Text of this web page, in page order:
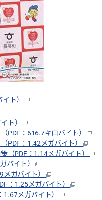
イト）
イト）
PDF：616.7キロバイト）
PDF：1.42メガバイト）
（PDF：1.14メガバイト）
バイト）
メガバイト）
：1.25メガバイト）
1.67メガバイト）